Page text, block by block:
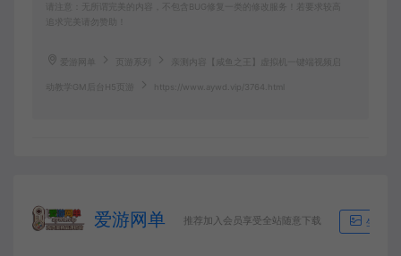
请注意：无所谓完美的内容，不包含BUG修复一类的修改服务！若要求较高
追求完美请勿赞助！
爱游网单 页游系列 亲测内容【咸鱼之王】虚拟机一键端视频启
动教学GM后台H5页游 https://www.aywd.vip/3764.html
爱游网单 推荐加入会员享受全站随意下载 生成海